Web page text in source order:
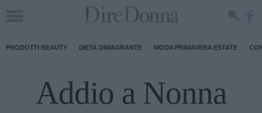
PRODOTTI BEAUTY DIETA DIMAGRANTE MODA PRIMAVERA ESTATE
Addio a Nonna